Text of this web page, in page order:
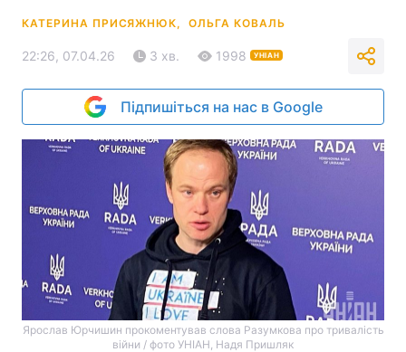
КАТЕРИНА ПРИСЯЖНЮК, ОЛЬГА КОВАЛЬ
22:26, 07.04.26 3 хв. 1998 УНІАН
Підпишіться на нас в Google
Ярослав Юрчишин прокоментував слова Разумкова про тривалість
війни / фото УНІАН, Надя Пришляк